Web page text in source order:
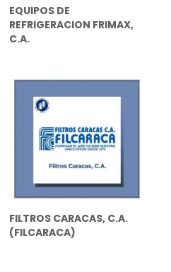
EQUIPOS DE
REFRIGERACION FRIMAX,
C.A.
FILTROS CARACAS, C.A.
(FILCARACA)